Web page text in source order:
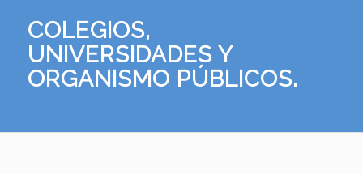
COLEGIOS,
UNIVERSIDADES Y
ORGANISMO PÚBLICOS.